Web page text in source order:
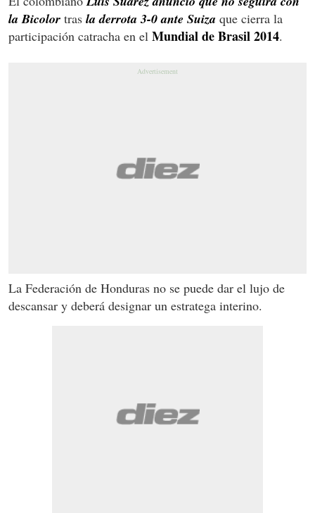
la Bicolor tras la derrota 3-0 ante Suiza que cierra la
participación catracha en el Mundial de Brasil 2014.
La Federación de Honduras no se puede dar el lujo de
descansar y deberá designar un estratega interino.